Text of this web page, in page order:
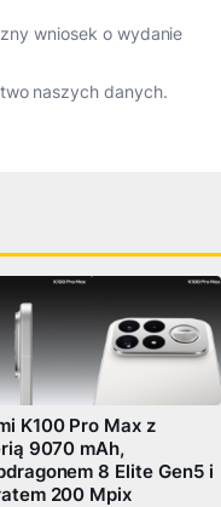
wniosek o wydanie
naszych danych.
K100 Pro Max z
9070 mAh,
8 Elite Gen5 i
200 Mpix